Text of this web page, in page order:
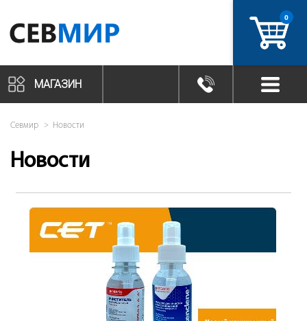
0
МАГАЗИН
Севмир Новости
Новости